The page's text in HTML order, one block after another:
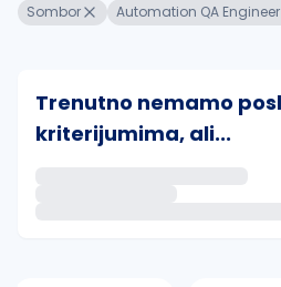
Sombor Automation QA Engineer
Trenutno nemamo
kriterijumima, ali...